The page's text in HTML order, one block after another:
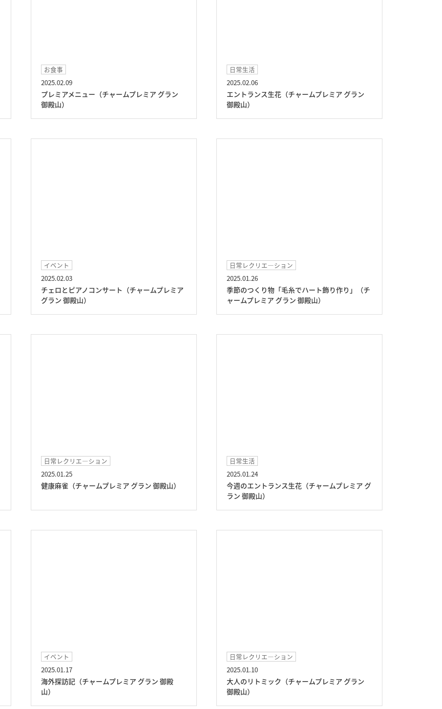
お食事
2025.02.09
プレミアメニュー（チャームプレミア グラン
御殿山）
日常生活
2025.02.06
エントランス生花（チャームプレミア グラン
御殿山）
イベント
2025.02.03
チェロとピアノコンサート（チャームプレミア
グラン 御殿山）
日常レクリエ―ション
2025.01.26
季節のつくり物「毛糸でハート飾り作り」（チ
ャームプレミア グラン 御殿山）
日常レクリエ―ション
2025.01.25
健康麻雀（チャームプレミア グラン 御殿山）
日常生活
2025.01.24
今週のエントランス生花（チャームプレミア グ
ラン 御殿山）
イベント
2025.01.17
海外探訪記（チャームプレミア グラン 御殿
山）
日常レクリエ―ション
2025.01.10
大人のリトミック（チャームプレミア グラン
御殿山）